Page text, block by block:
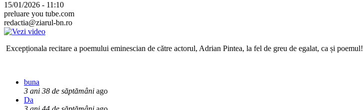
15/01/2026 - 11:10
preluare you tube.com
redactia@ziarul-bn.ro
Excepționala recitare a poemului eminescian de către actorul, Adrian Pintea, la fel de greu de egalat, ca și poemul!
buna
3 ani 38 de săptămâni ago
Da